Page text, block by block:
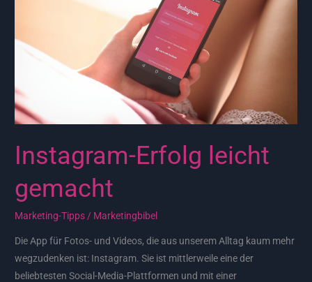
Instagram-Erfolg leicht
gemacht
Marketing-Tipps / Marketingbibel
Die App für Fotos- und Videos, die aus unserem Alltag kaum mehr
wegzudenken ist: Instagram. Sie ist mittlerweile eine der
beliebtesten Social-Media-Plattformen und mit einer